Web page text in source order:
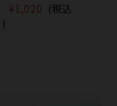
¥1,020 (税込
)